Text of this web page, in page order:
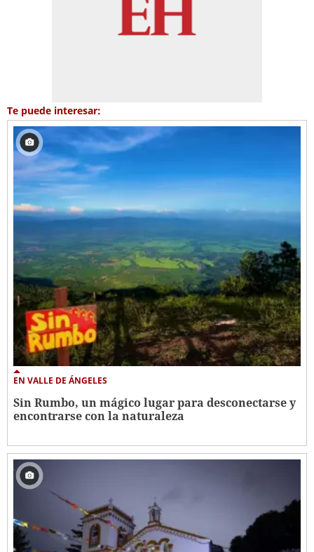
Te puede interesar:
EN VALLE DE ÁNGELES
Sin Rumbo, un mágico lugar para desconectarse y
encontrarse con la naturaleza